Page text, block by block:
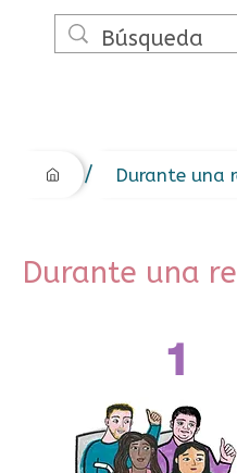
/ Durante una
Durante una
1